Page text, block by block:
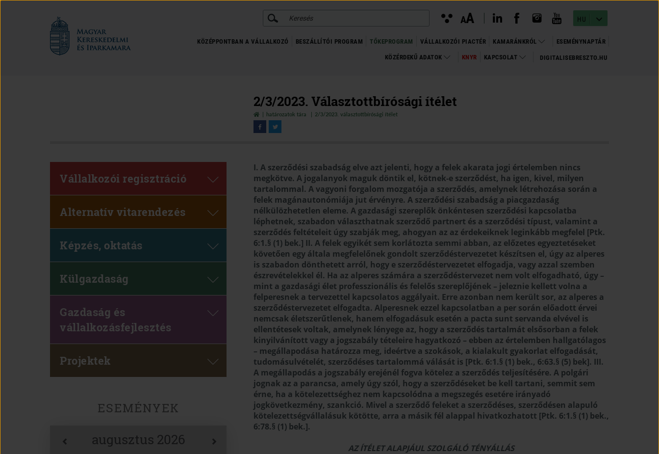
Magyar
Kereskedelmi
és
Iparkamara
KERESÉS Kontraszt
nézet
Betűméret
AA linkedin megnyitása
(open in new window)facebook megnyitása
(open in new window)instagram megnyitása
(open in new window)youtube megnyitása
(open in new window)
HU
KÖZÉPPONTBAN A VÁLLALKOZÓ BESZÁLLÍTÓI PROGRAM TŐKEPROGRAM VÁLLALKOZÓI PIACTÉR KAMARÁNKRÓL ESEMÉNYNAPTÁR
KÖZÉRDEKŰ ADATOK
KNYR
KAPCSOLAT
DIGITALISEBRESZTO.HU
2/3/2023. Választottbírósági ítélet
határozatok tára 2/3/2023. választottbírósági ítélet
Vállalkozói regisztráció
Alternatív vitarendezés
Képzés, oktatás
Külgazdaság
Gazdaság és
vállalkozásfejlesztés
Projektek
ESEMÉNYEK
augusztus 2026
I. A szerződési szabadság elve azt jelenti, hogy a felek akarata jogi értelemben nincs
megkötve. A jogalanyok maguk döntik el, kötnek-e szerződést, ha igen, kivel, milyen
tartalommal. A vagyoni forgalom mozgatója a szerződés, amelynek létrehozása során a
felek magánautonómiája jut érvényre. A szerződési szabadság a piacgazdaság
nélkülözhetetlen eleme. A gazdasági szereplők önkéntesen szerződési kapcsolatba
léphetnek, szabadon választhatnak szerződő partnert és a szerződési típust, valamint a
szerződés feltételeit úgy szabják meg, ahogyan az az érdekeiknek leginkább megfelel [Ptk.
6:1.§ (1) bek.] II. A felek egyikét sem korlátozta semmi abban, az előzetes egyeztetéseket
követően egy általa megfelelőnek gondolt szerződéstervezetet készítsen el, úgy az alperes
is szabadon dönthetett arról, hogy e szerződéstervezetet elfogadja, vagy azzal szemben
észrevételekkel él. Ha az alperes számára a szerződéstervezet nem volt elfogadható, úgy –
mint a gazdasági élet professzionális és felelős szereplőjének – jeleznie kellett volna a
felperesnek a tervezettel kapcsolatos aggályait. Erre azonban nem került sor, az alperes a
szerződéstervezetet elfogadta. Alperesnek ezzel kapcsolatban a per során előadott érvei
nemcsak életszerűtlenek, hanem elfogadásuk esetén a pacta sunt servanda elvével is
ellentétesek voltak, amelynek lényege az, hogy a szerződés tartalmát elsősorban a felek
kinyilvánított vagy a jogszabály tételeire hagyatkozó – ebben az értelemben hallgatólagos
– megállapodása határozza meg, ideértve a szokások, a kialakult gyakorlat elfogadását,
tudomásulvételét, szerződéses tartalommá válását is [Ptk. 6:1.§ (1) bek., 6:63.§ (5) bek]. III.
A megállapodás a jogszabály erejénél fogva kötelez a szerződés teljesítésére. A polgári
jognak az a parancsa, amely úgy szól, hogy a szerződéseket be kell tartani, semmit sem
érne, ha a kötelezettséghez nem kapcsolódna a megszegés esetére irányadó
jogkövetkezmény, szankció. Mivel a szerződő feleket a szerződéses, szerződésen alapuló
kötelezettségvállalásuk kötötte, arra a másik fél alappal hivatkozhatott [Ptk. 6:1.§ (1) bek.,
6:78.§ (1) bek.].
AZ ÍTÉLET ALAPJÁUL SZOLGÁLÓ TÉNYÁLLÁS